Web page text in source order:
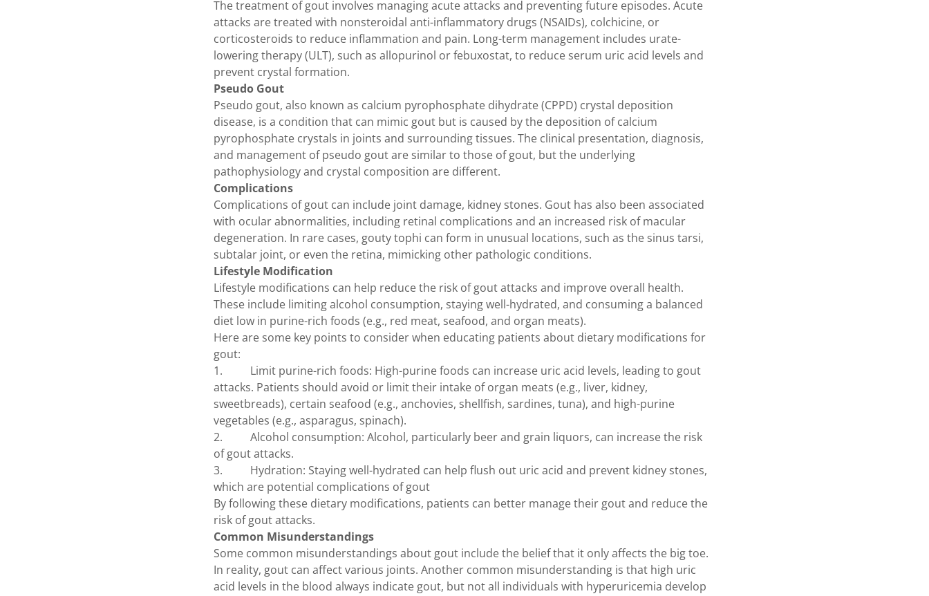
The treatment of gout involves managing acute attacks and preventing future episodes. Acute
attacks are treated with nonsteroidal anti-inflammatory drugs (NSAIDs), colchicine, or
corticosteroids to reduce inflammation and pain. Long-term management includes urate-
lowering therapy (ULT), such as allopurinol or febuxostat, to reduce serum uric acid levels and
prevent crystal formation.
Pseudo Gout
Pseudo gout, also known as calcium pyrophosphate dihydrate (CPPD) crystal deposition
disease, is a condition that can mimic gout but is caused by the deposition of calcium
pyrophosphate crystals in joints and surrounding tissues. The clinical presentation, diagnosis,
and management of pseudo gout are similar to those of gout, but the underlying
pathophysiology and crystal composition are different.
Complications
Complications of gout can include joint damage, kidney stones. Gout has also been associated
with ocular abnormalities, including retinal complications and an increased risk of macular
degeneration. In rare cases, gouty tophi can form in unusual locations, such as the sinus tarsi,
subtalar joint, or even the retina, mimicking other pathologic conditions.
Lifestyle Modification
Lifestyle modifications can help reduce the risk of gout attacks and improve overall health.
These include limiting alcohol consumption, staying well-hydrated, and consuming a balanced
diet low in purine-rich foods (e.g., red meat, seafood, and organ meats).
Here are some key points to consider when educating patients about dietary modifications for
gout:
1. Limit purine-rich foods: High-purine foods can increase uric acid levels, leading to gout
attacks. Patients should avoid or limit their intake of organ meats (e.g., liver, kidney,
sweetbreads), certain seafood (e.g., anchovies, shellfish, sardines, tuna), and high-purine
vegetables (e.g., asparagus, spinach).
2. Alcohol consumption: Alcohol, particularly beer and grain liquors, can increase the risk
of gout attacks.
3. Hydration: Staying well-hydrated can help flush out uric acid and prevent kidney stones,
which are potential complications of gout
By following these dietary modifications, patients can better manage their gout and reduce the
risk of gout attacks.
Common Misunderstandings
Some common misunderstandings about gout include the belief that it only affects the big toe.
In reality, gout can affect various joints. Another common misunderstanding is that high uric
acid levels in the blood always indicate gout, but not all individuals with hyperuricemia develop